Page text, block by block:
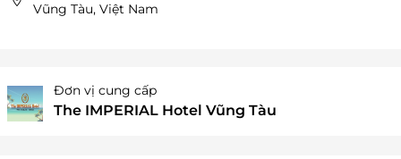
Vũng Tàu, Việt Nam
Đơn vị cung cấp
The IMPERIAL Hotel Vũng Tàu